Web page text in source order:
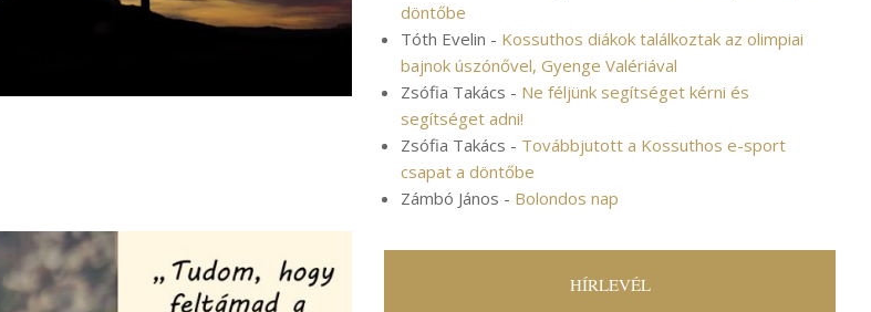
döntőbe
Tóth Evelin - Kossuthos diákok találkoztak az olimpiai
bajnok úszónővel, Gyenge Valériával
Zsófia Takács - Ne féljünk segítséget kérni és
segítséget adni!
Zsófia Takács - Továbbjutott a Kossuthos e-sport
csapat a döntőbe
Zámbó János - Bolondos nap
HÍRLEVÉL